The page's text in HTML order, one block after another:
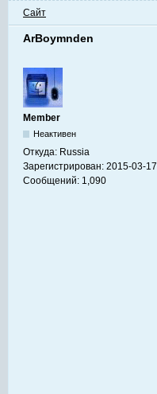
Сайт
ArBoymnden
Member
Неактивен
Откуда: Russia
Зарегистрирован: 2015-03-17
Сообщений: 1,090